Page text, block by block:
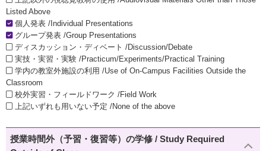
Listed Above
個人発表 /Individual Presentations
グループ発表 /Group Presentations
ディスカッション・ディベート /Discussion/Debate
実技・実習・実験 /Practicum/Experiments/Practical Training
学内の教室外施設の利用 /Use of On-Campus Facilities Outside the
Classroom
校外実習・フィールドワーク /Field Work
上記いずれも用いない予定 /None of the above
授業時間外（予習・復習等）の学修 / Study Required